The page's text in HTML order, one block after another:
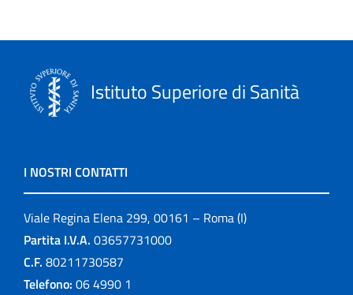
Istituto Superiore di Sanità
I NOSTRI CONTATTI
Viale Regina Elena 299, 00161 – Roma (I)
Partita I.V.A. 03657731000
C.F. 80211730587
Telefono: 06 4990 1